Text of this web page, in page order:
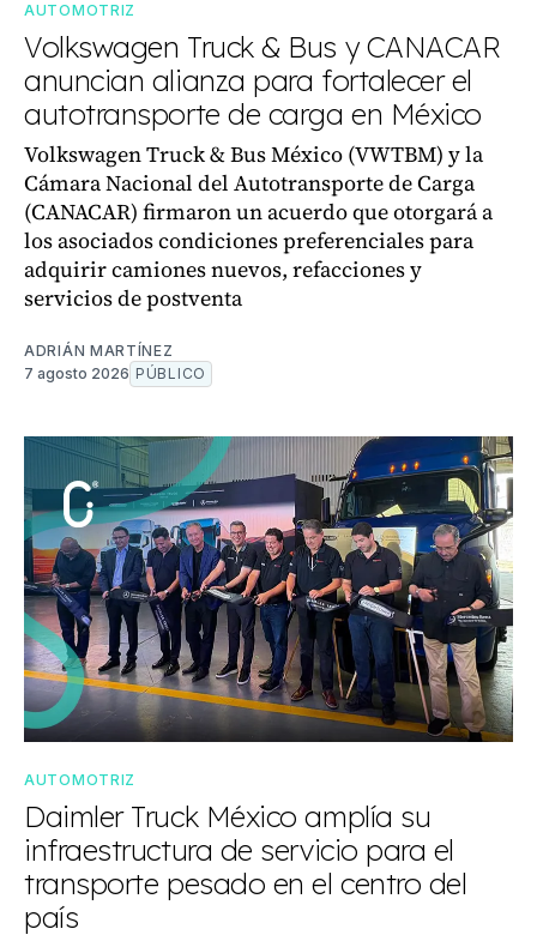
AUTOMOTRIZ
Volkswagen Truck & Bus y CANACAR
anuncian alianza para fortalecer el
autotransporte de carga en México
Volkswagen Truck & Bus México (VWTBM) y la
Cámara Nacional del Autotransporte de Carga
(CANACAR) firmaron un acuerdo que otorgará a
los asociados condiciones preferenciales para
adquirir camiones nuevos, refacciones y
servicios de postventa
ADRIÁN MARTÍNEZ
7 agosto 2026 PÚBLICO
AUTOMOTRIZ
Daimler Truck México amplía su
infraestructura de servicio para el
transporte pesado en el centro del
país